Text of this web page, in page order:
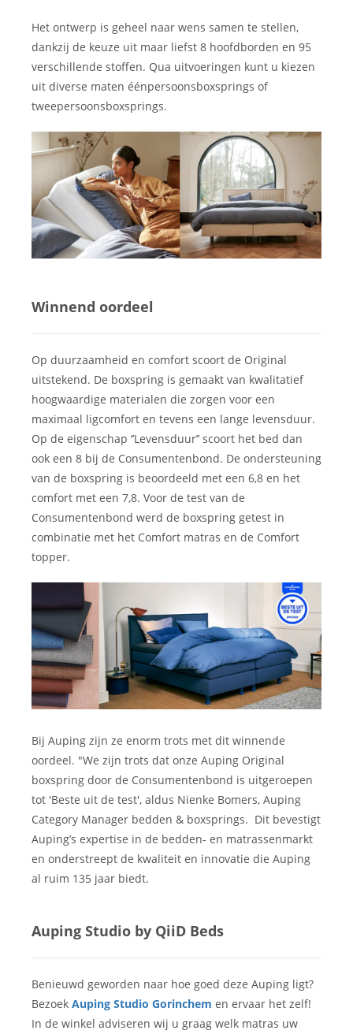
Het ontwerp is geheel naar wens samen te stellen,
dankzij de keuze uit maar liefst 8 hoofdborden en 95
verschillende stoffen. Qua uitvoeringen kunt u kiezen
uit diverse maten éénpersoonsboxsprings of
tweepersoonsboxsprings.
Winnend oordeel
Op duurzaamheid en comfort scoort de Original
uitstekend. De boxspring is gemaakt van kwalitatief
hoogwaardige materialen die zorgen voor een
maximaal ligcomfort en tevens een lange levensduur.
Op de eigenschap ‘’Levensduur’’ scoort het bed dan
ook een 8 bij de Consumentenbond. De ondersteuning
van de boxspring is beoordeeld met een 6,8 en het
comfort met een 7,8. Voor de test van de
Consumentenbond werd de boxspring getest in
combinatie met het Comfort matras en de Comfort
topper.
Bij Auping zijn ze enorm trots met dit winnende
oordeel. "We zijn trots dat onze Auping Original
boxspring door de Consumentenbond is uitgeroepen
tot 'Beste uit de test', aldus Nienke Bomers, Auping
Category Manager bedden & boxsprings. Dit bevestigt
Auping’s expertise in de bedden- en matrassenmarkt
en onderstreept de kwaliteit en innovatie die Auping
al ruim 135 jaar biedt.
Auping Studio by QiiD Beds
Benieuwd geworden naar hoe goed deze Auping ligt?
Bezoek Auping Studio Gorinchem en ervaar het zelf!
In de winkel adviseren wij u graag welk matras uw